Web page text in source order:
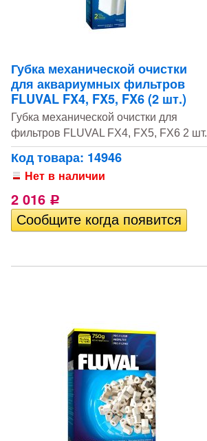
Губка механической очистки
для аквариумных фильтров
FLUVAL FX4, FX5, FX6 (2 шт.)
Губка механической очистки для
фильтров FLUVAL FX4, FX5, FX6 2 шт.
Код товара: 14946
Нет в наличии
2 016 Р